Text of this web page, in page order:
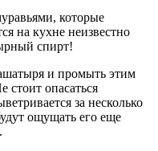
которые
на кухне неизвестно
спирт!
и промыть этим
стоит опасаться
за несколько
ощущать его еще